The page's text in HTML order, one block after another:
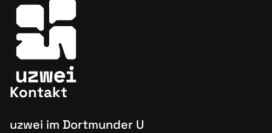
Kontakt
uzwei im Dortmunder U